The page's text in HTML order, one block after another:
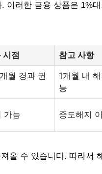
이러한 금융 상품은 1%
시점 참고 사항
월 경과 권
1개월 내
능
가능 중도해지
올 수 있습니다. 따라서